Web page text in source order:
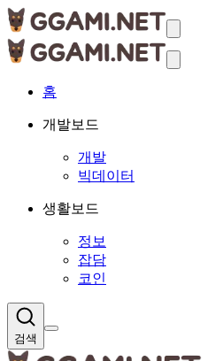
홈
개발보드
개발
빅데이터
생활보드
정보
잡담
코인
검색